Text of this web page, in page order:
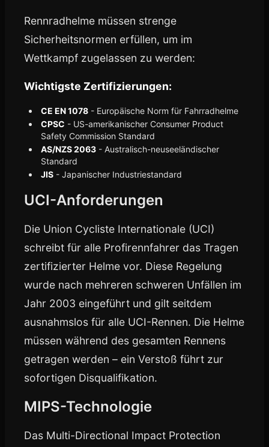
Rennradhelme müssen strenge
Sicherheitsnormen erfüllen, um im
Wettkampf zugelassen zu werden:
Wichtigste Zertifizierungen:
CE EN 1078 - Europäische Norm für Fahrradhelme
CPSC - US-amerikanischer Consumer Product
Safety Commission Standard
AS/NZS 2063 - Australisch-neuseeländischer
Standard
JIS - Japanischer Industriestandard
UCI-Anforderungen
Die Union Cycliste Internationale (UCI)
schreibt für alle Profirennfahrer das Tragen
zertifizierter Helme vor. Diese Regelung
wurde nach mehreren schweren Unfällen im
Jahr 2003 eingeführt und gilt seitdem
ausnahmslos für alle UCI-Rennen. Die Helme
müssen während des gesamten Rennens
getragen werden – ein Verstoß führt zur
sofortigen Disqualifikation.
MIPS-Technologie
Das Multi-Directional Impact Protection